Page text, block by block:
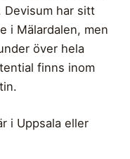
Devisum har sitt
i Mälardalen, men
över hela
finns inom
i Uppsala eller